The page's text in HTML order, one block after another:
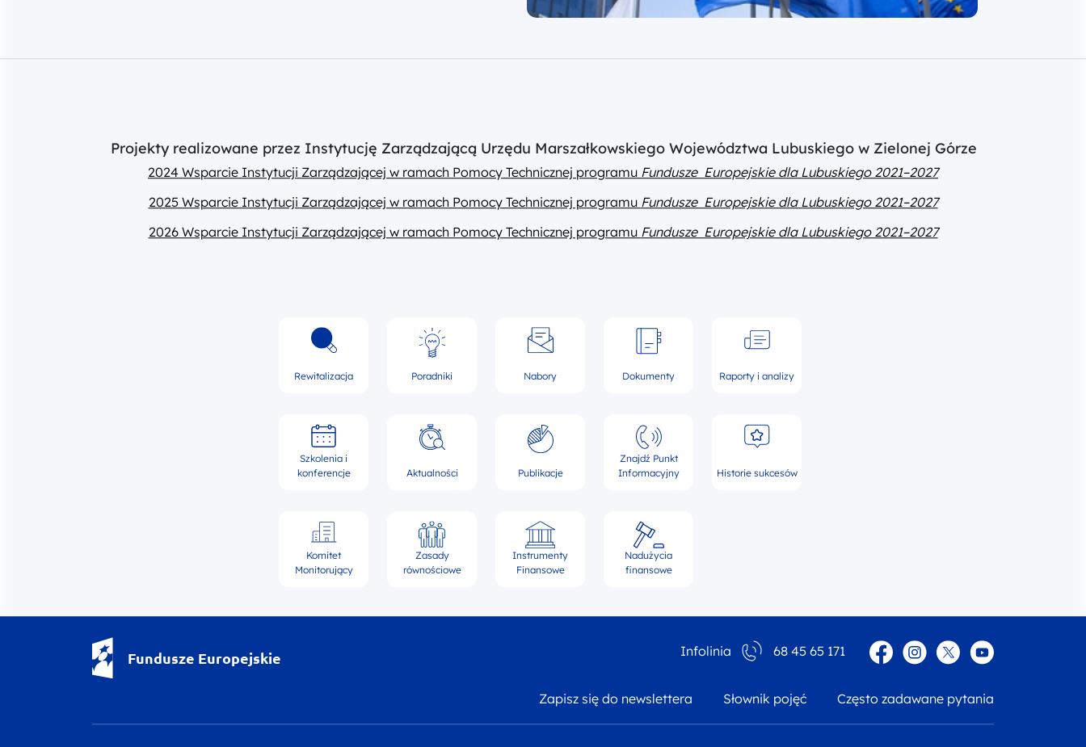
Projekty realizowane przez Instytucję Zarządzającą Urzędu Marszałkowskiego Województwa Lubuskiego w Zielonej Górze
2024 Wsparcie Instytucji Zarządzającej w ramach Pomocy Technicznej programu Fundusze Europejskie dla Lubuskiego 2021–2027
2025 Wsparcie Instytucji Zarządzającej w ramach Pomocy Technicznej programu Fundusze Europejskie dla Lubuskiego 2021–2027
2026 Wsparcie Instytucji Zarządzającej w ramach Pomocy Technicznej programu Fundusze Europejskie dla Lubuskiego 2021–2027
Rewitalizacja Poradniki Nabory Dokumenty Raporty i analizy
Szkolenia i
konferencje
Aktualności Publikacje
Znajdź Punkt
Informacyjny
Historie sukcesów
Komitet
Monitorujący
Zasady
równościowe
Instrumenty
Finansowe
Nadużycia
finansowe
Fundusze Europejskie Infolinia 68 45 65 171 FacebookInstagram
TwitterYouTube
Zapisz się do newslettera Słownik pojęć Często zadawane pytania